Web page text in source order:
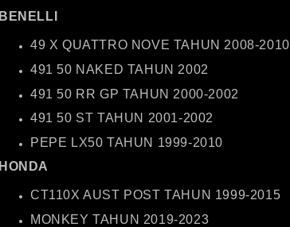
BENELLI
49 X QUATTRO NOVE TAHUN 2008-2010
491 50 NAKED TAHUN 2002
491 50 RR GP TAHUN 2000-2002
491 50 ST TAHUN 2001-2002
PEPE LX50 TAHUN 1999-2010
HONDA
CT110X AUST POST TAHUN 1999-2015
MONKEY TAHUN 2019-2023